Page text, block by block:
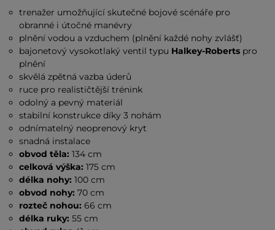
trenažer umožňující skutečné bojové scénáře pro
obranné i útočné manévry
plnění vodou a vzduchem (plnění každé nohy zvlášť)
bajonetový vysokotlaký ventil typu Halkey-Roberts pro
plnění
skvělá zpětná vazba úderů
ruce pro realističtější trénink
odolný a pevný materiál
stabilní konstrukce díky 3 nohám
odnímatelný neoprenový kryt
snadná instalace
obvod těla:134 cm
celková výška:175 cm
délka nohy:100 cm
obvod nohy:70 cm
rozteč nohou: 66 cm
délka ruky:55 cm